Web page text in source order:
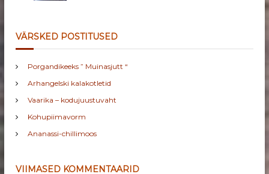
VÄRSKED POSTITUSED
Porgandikeeks ” Muinasjutt “
Arhangelski kalakotletid
Vaarika – kodujuustuvaht
Kohupiimavorm
Ananassi-chillimoos
VIIMASED KOMMENTAARID